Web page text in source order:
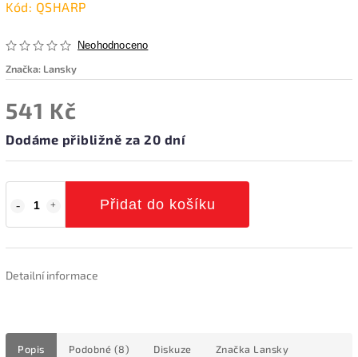
Kód: QSHARP
Neohodnoceno
Značka: Lansky
541 Kč
Dodáme přibližně za 20 dní
Přidat do košíku
Detailní informace
Popis Podobné (8) Diskuze Značka Lansky